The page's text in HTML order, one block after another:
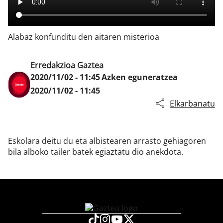
Klisk
Alabaz konfunditu den aitaren misterioa
Erredakzioa Gaztea
2020/11/02 - 11:45Azken eguneratzea
2020/11/02 - 11:45
Elkarbanatu
Eskolara deitu du eta albistearen arrasto gehiagoren
bila alboko tailer batek egiaztatu dio anekdota.